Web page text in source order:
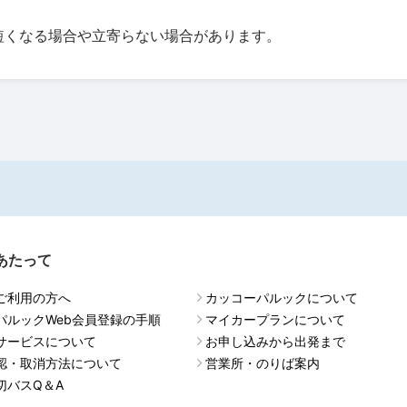
なる場合や立寄らない場合があります。
たって
利用の方へ
ルックWeb会員登録の手順
ービスについて
・取消方法について
バスQ＆A
カッコーパルックについて
マイカープランについて
お申し込みから出発まで
営業所・のりば案内